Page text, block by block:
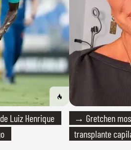
Luiz Henrique
→ Gretchen
transplante